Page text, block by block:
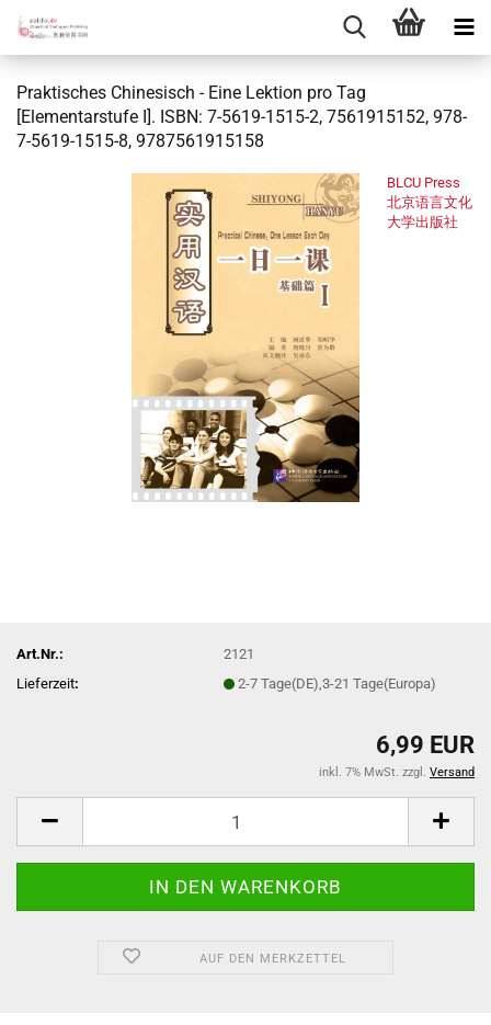
Praktisches Chinesisch - Eine Lektion pro Tag
[Elementarstufe I]. ISBN: 7-5619-1515-2, 7561915152, 978-
7-5619-1515-8, 9787561915158
BLCU Press
北京语言文化
大学出版社
Art.Nr.:
2121
Lieferzeit: 2-7 Tage(DE),3-21 Tage(Europa)
6,99 EUR
inkl. 7% MwSt. zzgl. Versand
AUF DEN MERKZETTEL